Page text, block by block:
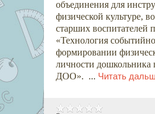
объединения для
физической культуре,
старших воспитателей
«Технология
формировании
личности дошкольника
ДОО». ... Читать